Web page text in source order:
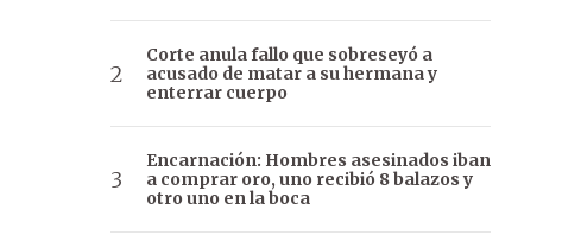
Corte anula fallo que sobreseyó a
acusado de matar a su hermana y
enterrar cuerpo
Encarnación: Hombres asesinados iban
a comprar oro, uno recibió 8 balazos y
otro uno en la boca